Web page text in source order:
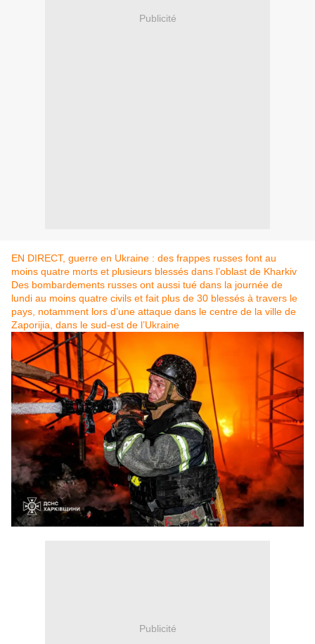
Publicité
EN DIRECT, guerre en Ukraine : des frappes russes font au
moins quatre morts et plusieurs blessés dans l’oblast de Kharkiv
Des bombardements russes ont aussi tué dans la journée de
lundi au moins quatre civils et fait plus de 30 blessés à travers le
pays, notamment lors d’une attaque dans le centre de la ville de
Zaporijia, dans le sud-est de l’Ukraine
Publicité